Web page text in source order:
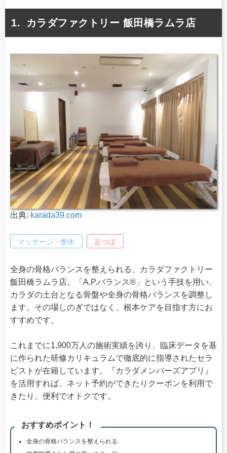
カラダファクトリー 飯田橋ラムラ店
出典: karada39.com
マッサージ・整体 足つぼ
全身の骨格バランスを整えられる、カラダファクトリー
飯田橋ラムラ店。「A.P.バランス®」という手技を用い、
カラダの土台となる骨盤や全身の骨格バランスを調整し
ます。その場しのぎではなく、根本ケアを目指す方にお
すすめです。
これまでに1,900万人の施術実績を誇り、臨床データを基
に作られた研修カリキュラムで徹底的に指導されたセラ
ピストが在籍しています。『カラダメンバーズアプリ』
を活用すれば、ネット予約ができたりクーポンを利用で
きたり、便利でオトクです。
おすすめポイント！
全身の骨格バランスを整えられる